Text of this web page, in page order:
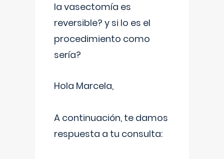
la vasectomía es
reversible? y si lo es el
procedimiento como
sería?
Hola Marcela,
A continuación, te damos
respuesta a tu consulta: